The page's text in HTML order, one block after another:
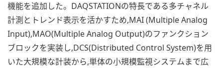
機能を追加した。DAQSTATIONの特長である多チャネル
計測とトレンド表示を活かすため,MAI (Multiple Analog
Input),MAO(Multiple Analog Output)のファンクション
ブロックを実装し,DCS(Distributed Control System)を用
いた大規模な計装から,単体の小規模監視システムまで広